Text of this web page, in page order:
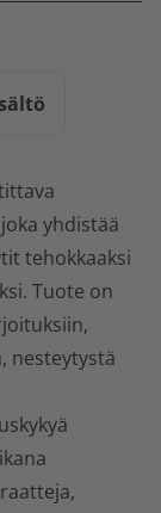
yhdistää
tehokkaaksi
Tuote on
nesteytystä